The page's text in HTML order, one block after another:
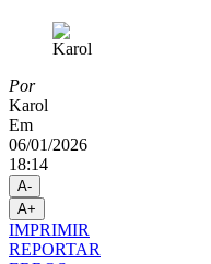
Por
Karol
Em
06/01/2026
18:14
A-
A+
IMPRIMIR
REPORTAR